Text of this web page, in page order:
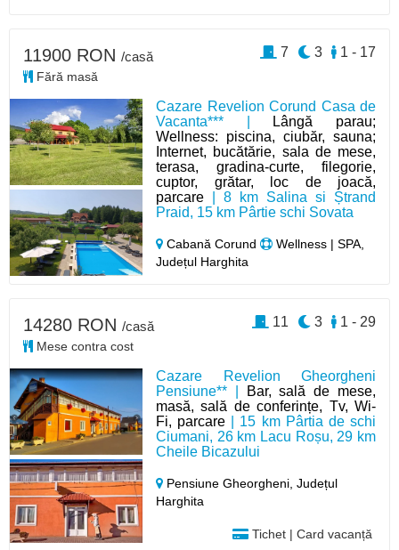
Cazare Revelion Corund Casa de
Vacanta*** |
Lângă parau;
Wellness: piscina, ciubăr, sauna;
Internet, bucătărie, sala de mese,
terasa, gradina-curte, filegorie,
cuptor, grătar, loc de joacă,
parcare | 8 km Salina si Ștrand
Praid, 15 km Pârtie schi Sovata
Cabană Corund
Wellness | SPA,
Județul Harghita
11900 RON /casă
Fără masă
1 - 17
3
7
Cazare Revelion Gheorgheni
Pensiune** |
Bar, sală de mese,
masă, sală de conferințe, Tv, Wi-
Fi, parcare | 15 km Pârtia de schi
Ciumani, 26 km Lacu Roșu, 29 km
Cheile Bicazului
Pensiune Gheorgheni,Județul
Harghita
Tichet | Card vacanță
14280 RON /casă
Mese contra cost
1 - 29
3
11